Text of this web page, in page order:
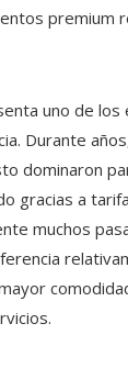
premium
uno de los
Durante
dominaron
gracias a
muchos